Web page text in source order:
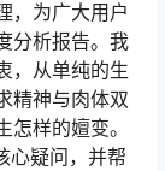
，为广大用户
分析报告。我
，从单纯的生
精神与肉体双
样的嬗变。
心疑问，并帮